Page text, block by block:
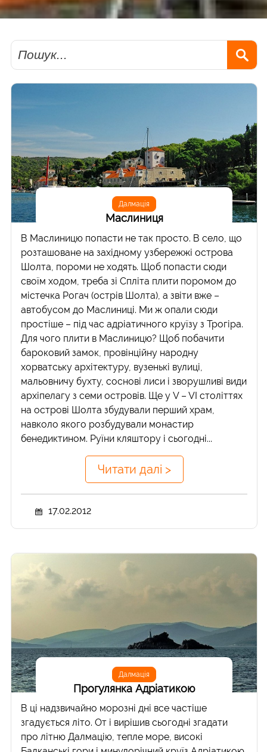
Пошук
Далмація
Маслиниця
В Маслиницю попасти не так просто. В село, що
розташоване на західному узбережжі острова
Шолта, пороми не ходять. Щоб попасти сюди
своїм ходом, треба зі Спліта плити поромом до
містечка Рогач (острів Шолта), а звіти вже –
автобусом до Маслиниці. Ми ж опали сюди
простіше – під час адріатичного круїзу з Трогіра.
Для чого плити в Маслиницю? Щоб побачити
бароковий замок, провінційну народну
хорватську архітектуру, вузенькі вулиці,
мальовничу бухту, соснові лиси і зворушливі види
архіпелагу з семи островів. Ще у V – VI століттях
на острові Шолта збудували перший храм,
навколо якого розбудували монастир
бенедиктином. Руїни кляштору і сьогодні...
Читати далі >
17.02.2012
Далмація
Прогулянка Адріатикою
В ці надзвичайно морозні дні все частіше
згадується літо. От і вирішив сьогодні згадати
про літню Далмацію, тепле море, високі